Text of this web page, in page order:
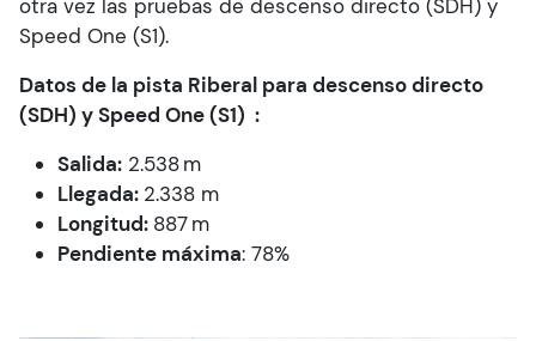
otra vez las pruebas de descenso directo (SDH) y
Speed One (S1).
Datos de la pista Riberal para descenso directo
(SDH) y Speed One (S1) :
Salida: 2.538 m
Llegada: 2.338 m
Longitud: 887 m
Pendiente máxima: 78%